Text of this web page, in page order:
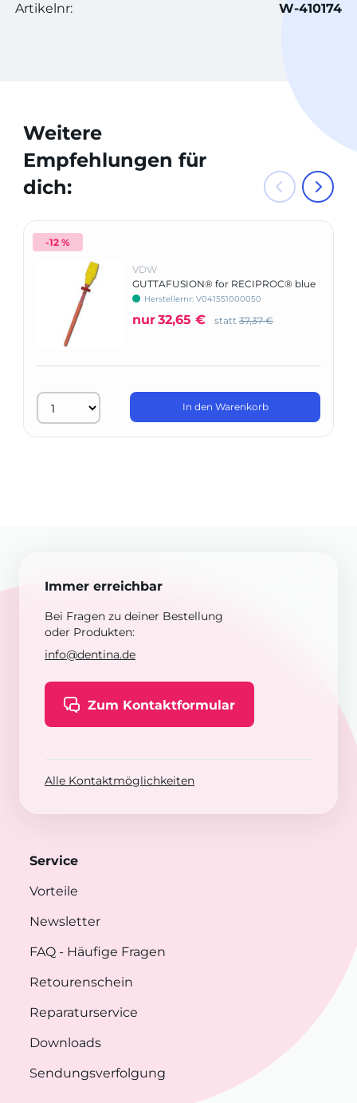
Artikelnr: W-410174
Weitere
Empfehlungen für
dich:
-12 %
VDW
GUTTAFUSION® for RECIPROC® blue
- Basic Kit
Herstellernr: V041551000050
nur32,65 € statt 37,37 €
In den Warenkorb
Immer erreichbar
Bei Fragen zu deiner Bestellung
oder Produkten:
info@dentina.de
Zum Kontaktformular
Alle Kontaktmöglichkeiten
Service
Vorteile
Newsletter
FAQ - Häufige Fragen
Retourenschein
Reparaturservice
Downloads
Sendungsverfolgung